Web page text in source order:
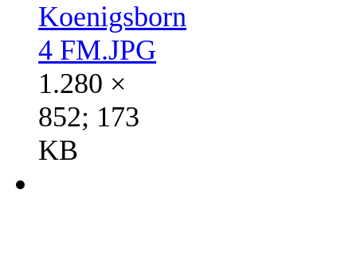
Koenigsborn
4 FM.JPG
1.280 ×
852; 173
KB